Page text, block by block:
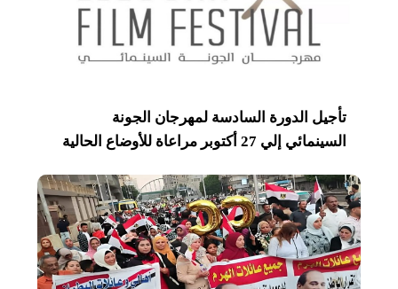
تأجيل الدورة السادسة لمهرجان الجونة
السينمائي إلي 27 أكتوبر مراعاة للأوضاع الحالية